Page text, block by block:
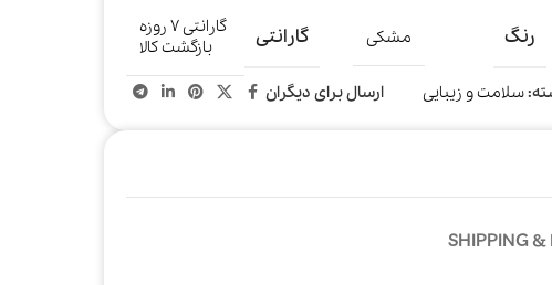
رنگ مشکی گارانتی
گارانتی ۷ روزه
بازگشت کالا
سلامت و زیبایی ارسال برای دیگران
SHIPPING &